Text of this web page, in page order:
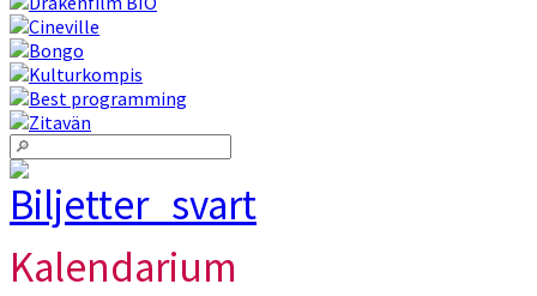
Kalendarium